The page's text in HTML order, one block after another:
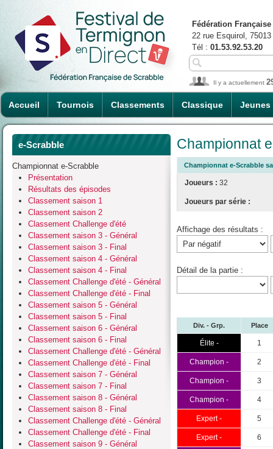
Accueil Tournois Classements Classique Jeunes
Fédération
22 rue Esquirol,
Tél : 01.53.92.53.20
Il y a actuellement
e-Scrabble
Championnat e-Scrabble
Présentation
Résultats des épisodes
Classement saison 1
Classement saison 2
Classement Challenge d'été
Classement saison 3 - Général
Classement saison 3 - Final
Classement saison 4 - Général
Classement saison 4 - Final
Classement Challenge d'été - Général
Classement Challenge d'été - Final
Classement saison 5 - Général
Classement saison 5 - Final
Classement saison 6 - Général
Classement saison 6 - Final
Classement Challenge d'été - Général
Classement Challenge d'été - Final
Classement saison 7 - Général
Classement saison 7 - Final
Classement saison 8 - Général
Classement saison 8 - Final
Classement Challenge d'été - Général
Classement Challenge d'été - Final
Classement saison 9 - Général
Championnat
Championnat e-Scrabble
Joueurs : 32
Joueurs par série :
Affichage des résultats :
Détail de la partie :
Div. - Grp. Place
Élite - 1
Champion - 2
Champion - 3
Champion - 4
Expert - 5
Expert - 6